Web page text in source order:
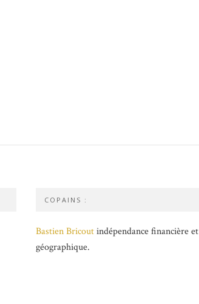
COPAINS :
Bastien Bricoutindépendance financière et
géographique.